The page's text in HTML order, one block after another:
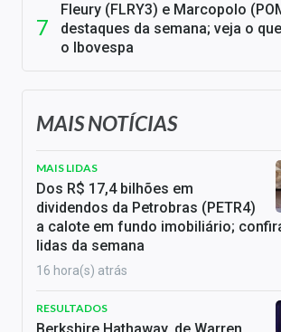
Fleury (FLRY3) e Marcopolo
destaques da semana; veja o
o Ibovespa
MAIS NOTÍCIAS
MAIS LIDAS
Dos R$ 17,4 bilhões em
dividendos da Petrobras (PETR4)
a calote em fundo imobiliário;
lidas da semana
16 hora(s) atrás
RESULTADOS